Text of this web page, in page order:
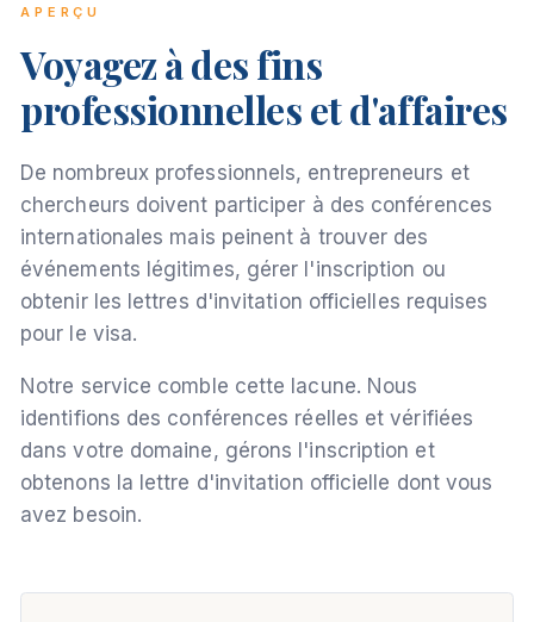
APERÇU
Voyagez à des fins
professionnelles et d'affaires
De nombreux professionnels, entrepreneurs et
chercheurs doivent participer à des conférences
internationales mais peinent à trouver des
événements légitimes, gérer l'inscription ou
obtenir les lettres d'invitation officielles requises
pour le visa.
Notre service comble cette lacune. Nous
identifions des conférences réelles et vérifiées
dans votre domaine, gérons l'inscription et
obtenons la lettre d'invitation officielle dont vous
avez besoin.